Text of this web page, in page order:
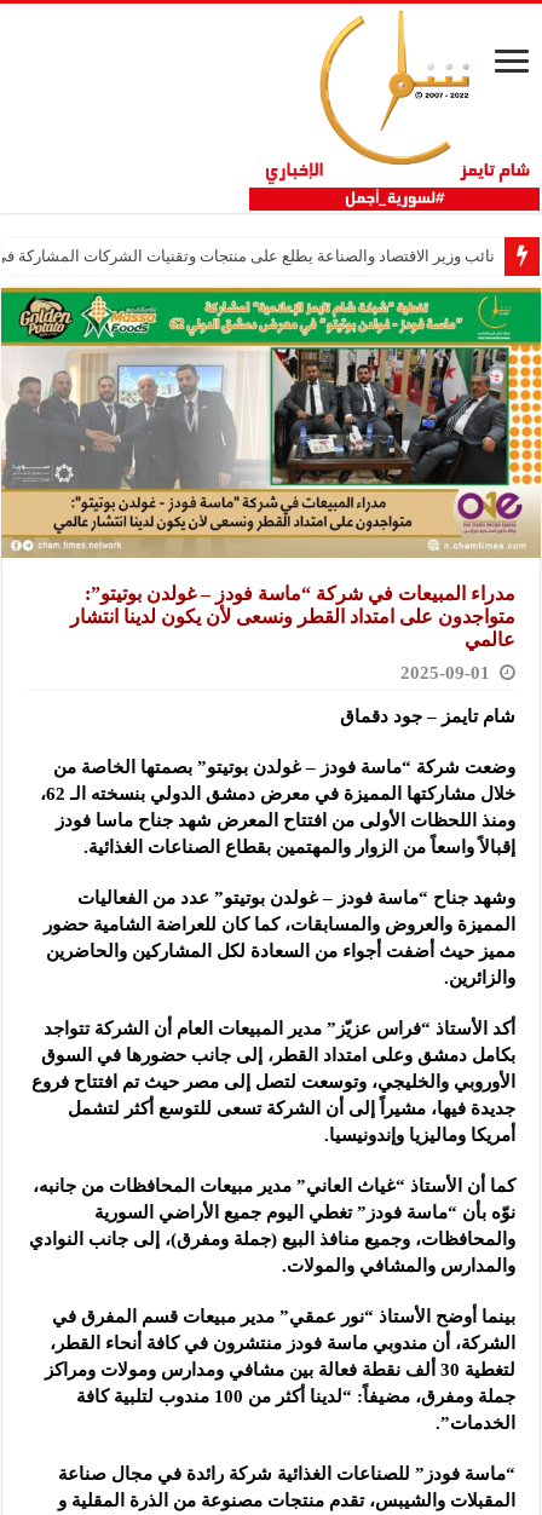
نائب وزير الاقتصاد والصناعة يطلع على منتجات وتقنيات الشركات المشاركة في
مدراء المبيعات في شركة “ماسة فودز – غولدن بوتيتو”:
متواجدون على امتداد القطر ونسعى لأن يكون لدينا انتشار
عالمي
2025-09-01
شام تايمز – جود دقماق
وضعت شركة “ماسة فودز – غولدن بوتيتو” بصمتها الخاصة من
خلال مشاركتها المميزة في معرض دمشق الدولي بنسخته الـ 62،
ومنذ اللحظات الأولى من افتتاح المعرض شهد جناح ماسا فودز
إقبالاً واسعاً من الزوار والمهتمين بقطاع الصناعات الغذائية.
وشهد جناح “ماسة فودز – غولدن بوتيتو” عدد من الفعاليات
المميزة والعروض والمسابقات، كما كان للعراضة الشامية حضور
مميز حيث أضفت أجواء من السعادة لكل المشاركين والحاضرين
والزائرين.
أكد الأستاذ “فراس عزيّز” مدير المبيعات العام أن الشركة تتواجد
بكامل دمشق وعلى امتداد القطر، إلى جانب حضورها في السوق
الأوروبي والخليجي، وتوسعت لتصل إلى مصر حيث تم افتتاح فروع
جديدة فيها، مشيراً إلى أن الشركة تسعى للتوسع أكثر لتشمل
أمريكا وماليزيا وإندونيسيا.
كما أن الأستاذ “غياث العاني” مدير مبيعات المحافظات من جانبه،
نوّه بأن “ماسة فودز” تغطي اليوم جميع الأراضي السورية
والمحافظات، وجميع منافذ البيع (جملة ومفرق)، إلى جانب النوادي
والمدارس والمشافي والمولات.
بينما أوضح الأستاذ “نور عمقي” مدير مبيعات قسم المفرق في
الشركة، أن مندوبي ماسة فودز منتشرون في كافة أنحاء القطر،
لتغطية 30 ألف نقطة فعالة بين مشافي ومدارس ومولات ومراكز
جملة ومفرق، مضيفاً: “لدينا أكثر من 100 مندوب لتلبية كافة
الخدمات”.
“ماسة فودز” للصناعات الغذائية شركة رائدة في مجال صناعة
المقبلات والشيبس، تقدم منتجات مصنوعة من الذرة المقلية و